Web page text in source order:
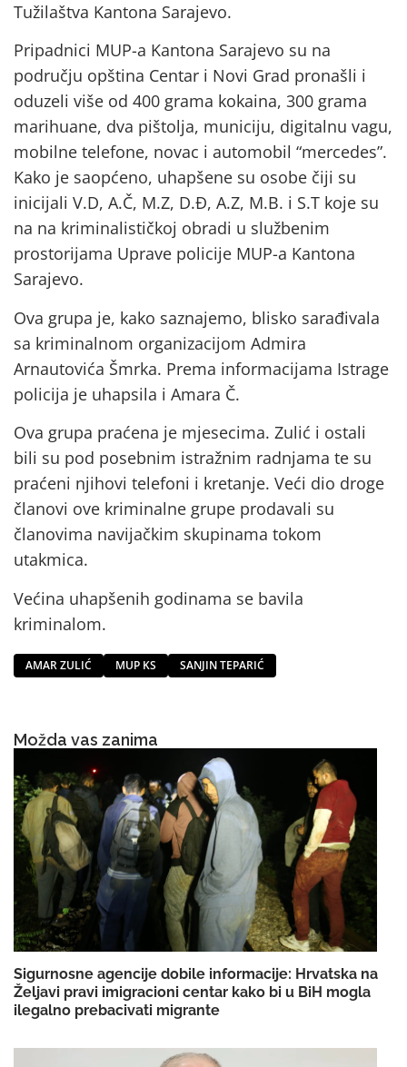
Tužilaštva Kantona Sarajevo.
Pripadnici MUP-a Kantona Sarajevo su na
području opština Centar i Novi Grad pronašli i
oduzeli više od 400 grama kokaina, 300 grama
marihuane, dva pištolja, municiju, digitalnu vagu,
mobilne telefone, novac i automobil “mercedes”.
Kako je saopćeno, uhapšene su osobe čiji su
inicijali V.D, A.Č, M.Z, D.Đ, A.Z, M.B. i S.T koje su
na na kriminalističkoj obradi u službenim
prostorijama Uprave policije MUP-a Kantona
Sarajevo.
Ova grupa je, kako saznajemo, blisko sarađivala
sa kriminalnom organizacijom Admira
Arnautovića Šmrka. Prema informacijama Istrage
policija je uhapsila i Amara Č.
Ova grupa praćena je mjesecima. Zulić i ostali
bili su pod posebnim istražnim radnjama te su
praćeni njihovi telefoni i kretanje. Veći dio droge
članovi ove kriminalne grupe prodavali su
članovima navijačkim skupinama tokom
utakmica.
Većina uhapšenih godinama se bavila
kriminalom.
AMAR ZULIĆ MUP KS SANJIN TEPARIĆ
Možda vas zanima
Sigurnosne agencije dobile informacije: Hrvatska na
Željavi pravi imigracioni centar kako bi u BiH mogla
ilegalno prebacivati migrante